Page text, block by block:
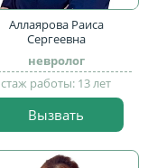
Аллаярова Раиса
Сергеевна
невролог
стаж работы: 13 лет
Вызвать